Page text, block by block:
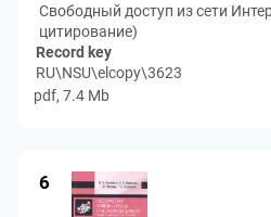
Свободный доступ из сети
цитирование)
Record key
RU\NSU\elcopy\3623
pdf, 7.4 Mb
6